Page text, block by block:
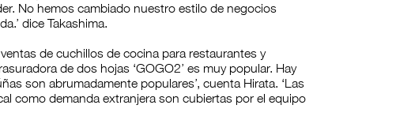
No hemos cambiado nuestro estilo de negocios
dice Takashima.
de cuchillos de cocina para restaurantes y
de dos hojas ‘GOGO2’ es muy popular. Hay
son abrumadamente populares’, cuenta Hirata. ‘Las
como demanda extranjera son cubiertas por el equipo